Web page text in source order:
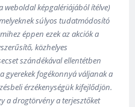
weboldal képgalériájából ítélve)
súlyos tudatmódosító
éppen ezek az akciók a
közhelyes
szándékával ellentétben
gyerekek fogékonnyá váljanak a
érzékenységük kifejlődjön.
a drogtörvény a terjesztőket